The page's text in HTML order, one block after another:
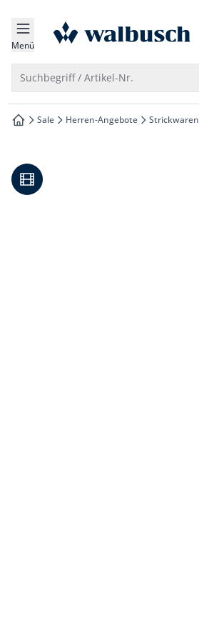
springen
springen
springen
springen
Menü zur Startseite
Suchbegriff / Artikel-Nr.
zur Startseite
Sale Herren-Angebote Strickwaren
Video